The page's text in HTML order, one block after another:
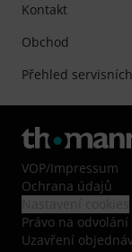
Kontakt
Obchod
Přehled
VOP/Impressum
Ochrana údajů
Právo na odvolání
Uzavření